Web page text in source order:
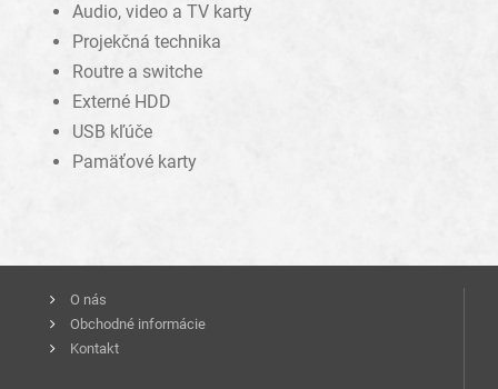
Audio, video a TV karty
Projekčná technika
Routre a switche
Externé HDD
USB kľúče
Pamäťové karty
O nás
Obchodné informácie
Kontakt